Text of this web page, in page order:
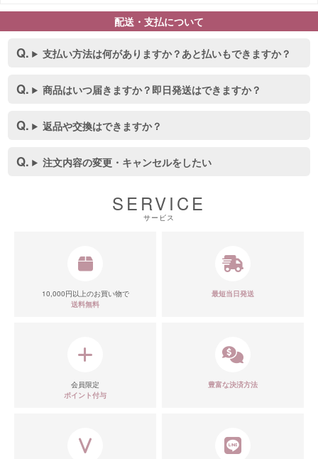
配送・支払について
支払い方法は何がありますか？あと払いもできますか？
商品はいつ届きますか？即日発送はできますか？
返品や交換はできますか？
注文内容の変更・キャンセルをしたい
SERVICE
サービス
10,000円以上のお買い物で
送料無料
最短当日発送
会員限定
ポイント付与
豊富な決済方法